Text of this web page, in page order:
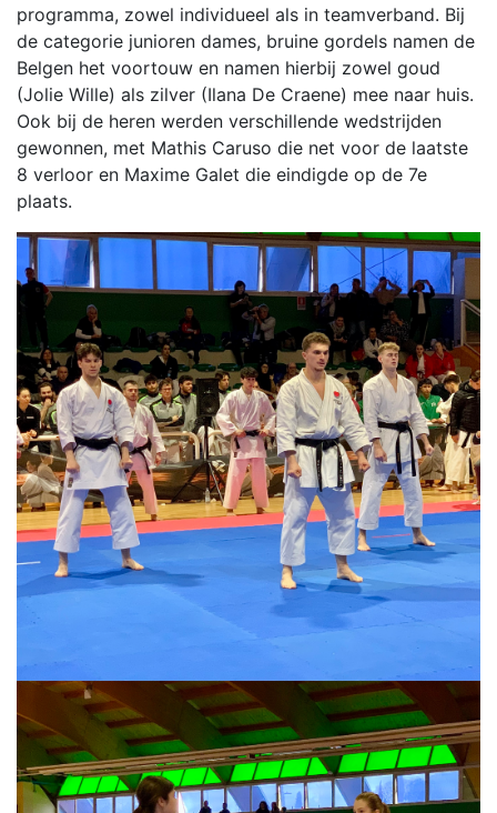
programma, zowel individueel als in teamverband. Bij
de categorie junioren dames, bruine gordels namen de
Belgen het voortouw en namen hierbij zowel goud
(Jolie Wille) als zilver (Ilana De Craene) mee naar huis.
Ook bij de heren werden verschillende wedstrijden
gewonnen, met Mathis Caruso die net voor de laatste
8 verloor en Maxime Galet die eindigde op de 7e
plaats.